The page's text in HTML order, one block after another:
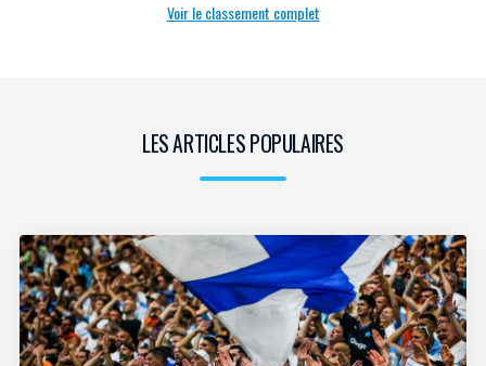
Voir le classement complet
LES ARTICLES POPULAIRES